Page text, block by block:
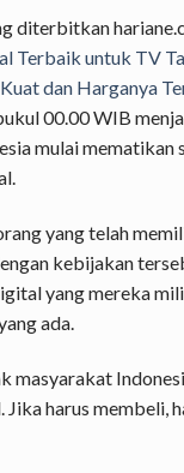
diterbitkan
Terbaik untuk TV
dan Harganya
00.00 WIB
mulai mematikan
yang telah
kebijakan
yang mereka
ada.
masyarakat
harus membeli,